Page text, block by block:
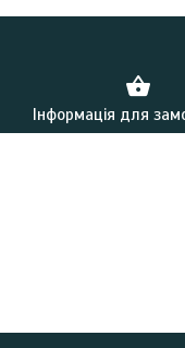
Інформація для